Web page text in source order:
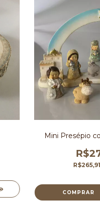
Mini Presépio